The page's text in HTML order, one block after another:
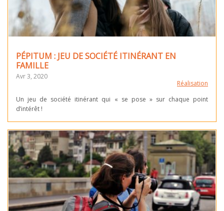
PÉPITUM : JEU DE SOCIÉTÉ ITINÉRANT EN
FAMILLE
Avr 3, 2020
Réalisation
Un jeu de société itinérant qui « se pose » sur chaque point
d’intérêt !